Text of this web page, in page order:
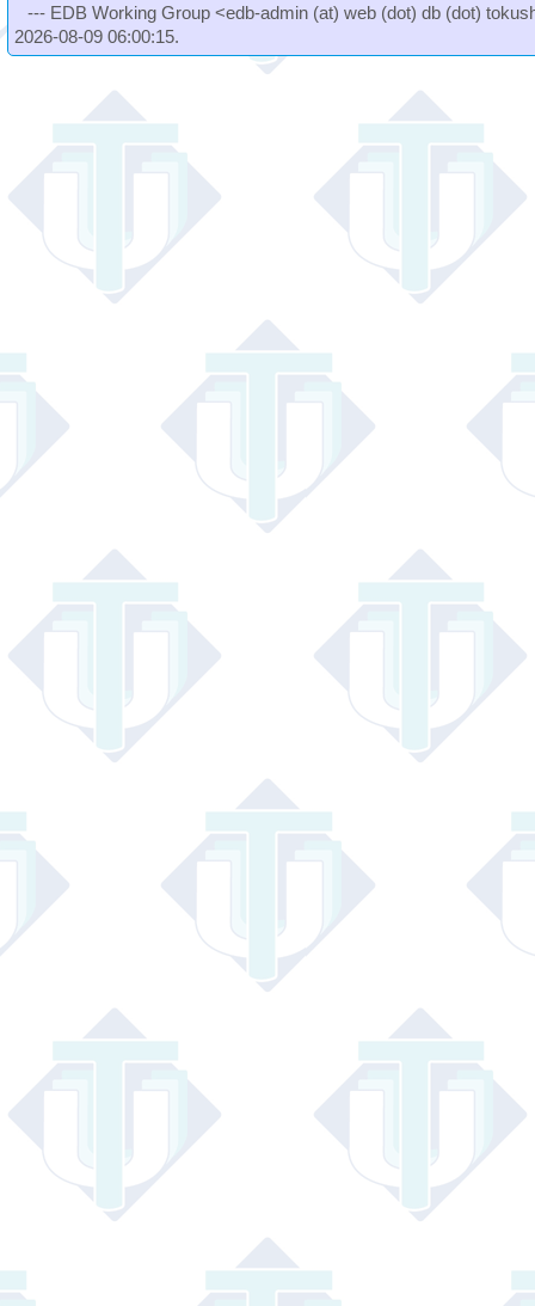
--- EDB Working Group <edb-admin (at) web (dot) db (dot)
2026-08-09 06:00:15.